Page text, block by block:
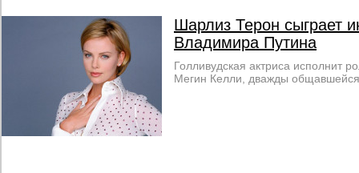
Шарлиз Терон сыграет
Владимира Путина
Голливудская актриса исполнит
Мегин Келли, дважды